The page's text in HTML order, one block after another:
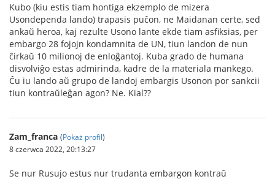
Kubo (kiu estis tiam hontiga ekzemplo de mizera
Usondependa lando) trapasis puĉon, ne Maidanan certe, sed
ankaŭ heroa, kaj rezulte Usono lante ekde tiam asfiksias, per
embargo 28 fojojn kondamnita de UN, tiun landon de nun
ĉirkaŭ 10 milionoj de enloĝantoj. Kuba grado de humana
disvolviĝo estas admirinda, kadre de la materiala mankego.
Ĉu iu lando aŭ grupo de landoj embargis Usonon por sankcii
tiun kontraŭleĝan agon? Ne. Kial??
Zam_franca (Pokaż profil)
8 czerwca 2022, 20:13:27
Se nur Rusujo estus nur trudanta embargon kontraŭ